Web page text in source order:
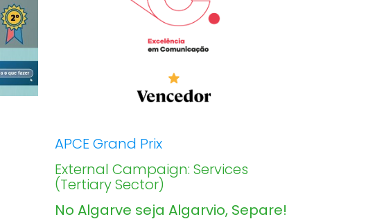
APCE Grand Prix
External Campaign: Services
(Tertiary Sector)
No Algarve seja Algarvio, Separe!